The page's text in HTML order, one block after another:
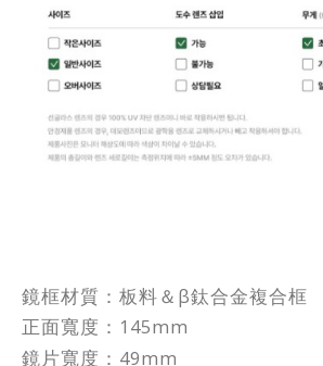
鏡框材質：板料＆β鈦合金複合框
正面寬度：145mm
鏡片寬度：49mm